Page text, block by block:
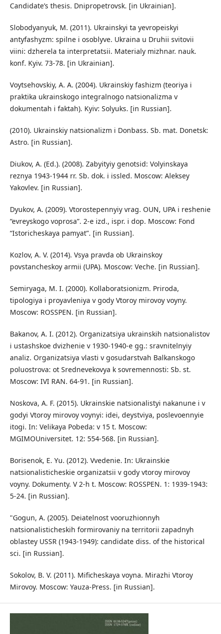
Candidate’s thesis. Dnipropetrovsk. [in Ukrainian].
Slobodyanyuk, M. (2011). Ukrainskyi ta yevropeiskyi
antyfashyzm: spilne i osoblyve. Ukraina u Druhii svitovii
viini: dzherela ta interpretatsii. Materialy mizhnar. nauk.
konf. Kyiv. 73-78. [in Ukrainian].
Voytsehovskiy, A. A. (2004). Ukrainskiy fashizm (teoriya i
praktika ukrainskogo integralnogo natsionalizma v
dokumentah i faktah). Kyiv: Solyuks. [in Russian].
(2010). Ukrainskiy natsionalizm i Donbass. Sb. mat. Donetsk:
Astro. [in Russian].
Diukov, A. (Ed.). (2008). Zabyityiy genotsid: Volyinskaya
reznya 1943-1944 rr. Sb. dok. i issled. Moscow: Aleksey
Yakovlev. [in Russian].
Dyukov, A. (2009). Vtorostepennyiy vrag. OUN, UPA i reshenie
“evreyskogo voprosa”. 2-e izd., ispr. i dop. Moscow: Fond
“Istoricheskaya pamyat”. [in Russian].
Kozlov, A. V. (2014). Vsya pravda ob Ukrainskoy
povstancheskoy armii (UPA). Moscow: Veche. [in Russian].
Semiryaga, M. I. (2000). Kollaboratsionizm. Priroda,
tipologiya i proyavleniya v gody Vtoroy mirovoy voyny.
Moscow: ROSSPEN. [in Russian].
Bakanov, A. I. (2012). Organizatsiya ukrainskih natsionalistov
i ustashskoe dvizhenie v 1930-1940-e gg.: sravnitelnyiy
analiz. Organizatsiya vlasti v gosudarstvah Balkanskogo
poluostrova: ot Srednevekovya k sovremennosti: Sb. st.
Moscow: IVI RAN. 64-91. [in Russian].
Noskova, A. F. (2015). Ukrainskie natsionalistyi nakanune i v
godyi Vtoroy mirovoy voynyi: idei, deystviya, poslevoennyie
itogi. In: Velikaya Pobeda: v 15 t. Moscow:
MGIMOUniversitet. 12: 554-568. [in Russian].
Borisenok, E. Yu. (2012). Vvedenie. In: Ukrainskie
natsionalisticheskie organizatsii v gody vtoroy mirovoy
voyny. Dokumenty. V 2-h t. Moscow: ROSSPEN. 1: 1939-1943:
5-24. [in Russian].
"Gogun, A. (2005). Deiatelnost vooruzhionnyh
natsionalisticheskih formirovaniy na territorii zapadnyh
oblastey USSR (1943-1949): candidate diss. of the historical
sci. [in Russian].
Sokolov, B. V. (2011). Mificheskaya voyna. Mirazhi Vtoroy
Mirovoy. Moscow: Yauza-Press. [in Russian].